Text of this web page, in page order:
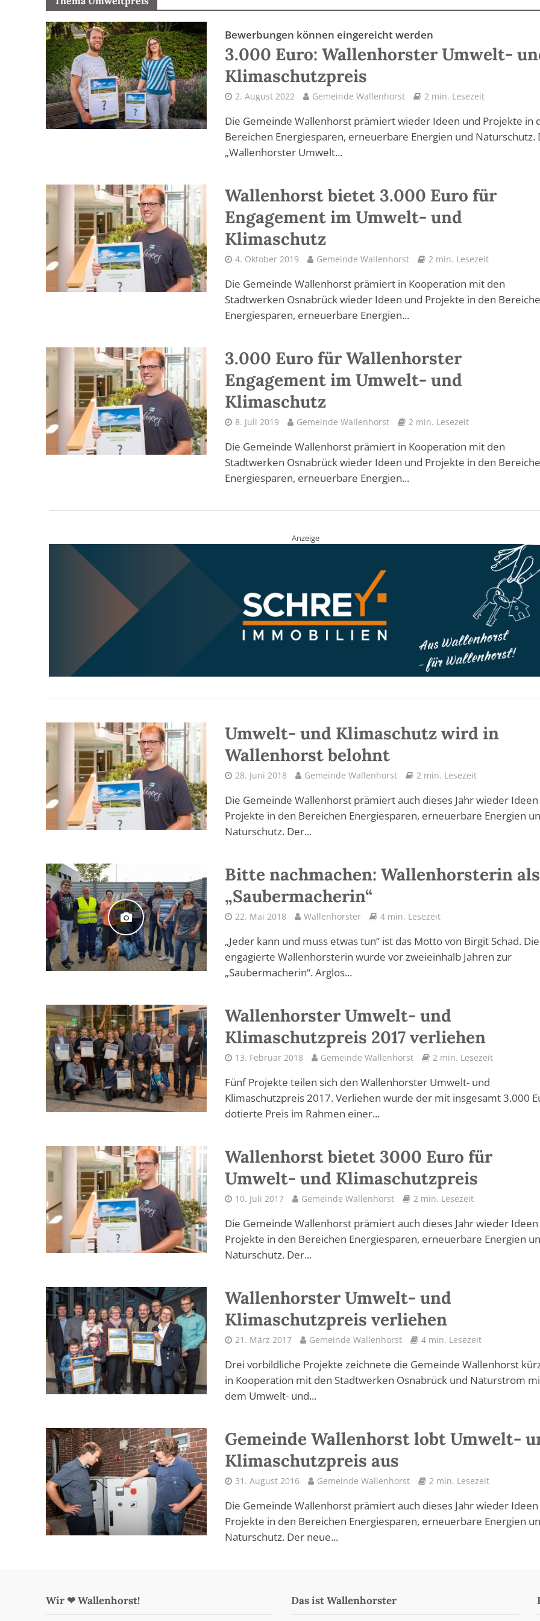
Bewerbungen können eingereicht werden
3.000 Euro: Wallenhorster Umwelt-
Klimaschutzpreis
2. August 2022 Gemeinde Wallenhorst 2 min. Lesezeit
Die Gemeinde Wallenhorst prämiert wieder Ideen und Projekte in
Bereichen Energiesparen, erneuerbare Energien und Naturschutz.
„Wallenhorster Umwelt...
Wallenhorst bietet 3.000 Euro für
Engagement im Umwelt- und
Klimaschutz
4. Oktober 2019 Gemeinde Wallenhorst 2 min. Lesezeit
Die Gemeinde Wallenhorst prämiert in Kooperation mit den
Stadtwerken Osnabrück wieder Ideen und Projekte in den
Energiesparen, erneuerbare Energien...
3.000 Euro für Wallenhorster
Engagement im Umwelt- und
Klimaschutz
8. Juli 2019 Gemeinde Wallenhorst 2 min. Lesezeit
Die Gemeinde Wallenhorst prämiert in Kooperation mit den
Stadtwerken Osnabrück wieder Ideen und Projekte in den
Energiesparen, erneuerbare Energien...
Anzeige
Umwelt- und Klimaschutz wird in
Wallenhorst belohnt
28. Juni 2018 Gemeinde Wallenhorst 2 min. Lesezeit
Die Gemeinde Wallenhorst prämiert auch dieses Jahr wieder
Projekte in den Bereichen Energiesparen, erneuerbare Energien
Naturschutz. Der...
Bitte nachmachen: Wallenhorsterin als
„Saubermacherin“
22. Mai 2018 Wallenhorster 4 min. Lesezeit
„Jeder kann und muss etwas tun“ ist das Motto von Birgit Schad. Die
engagierte Wallenhorsterin wurde vor zweieinhalb Jahren zur
„Saubermacherin“. Arglos...
Wallenhorster Umwelt- und
Klimaschutzpreis 2017 verliehen
13. Februar 2018 Gemeinde Wallenhorst 2 min. Lesezeit
Fünf Projekte teilen sich den Wallenhorster Umwelt- und
Klimaschutzpreis 2017. Verliehen wurde der mit insgesamt 3.000
dotierte Preis im Rahmen einer...
Wallenhorst bietet 3000 Euro für
Umwelt- und Klimaschutzpreis
10. Juli 2017 Gemeinde Wallenhorst 2 min. Lesezeit
Die Gemeinde Wallenhorst prämiert auch dieses Jahr wieder
Projekte in den Bereichen Energiesparen, erneuerbare Energien
Naturschutz. Der...
Wallenhorster Umwelt- und
Klimaschutzpreis verliehen
21. März 2017 Gemeinde Wallenhorst 4 min. Lesezeit
Drei vorbildliche Projekte zeichnete die Gemeinde Wallenhorst
in Kooperation mit den Stadtwerken Osnabrück und Naturstrom
dem Umwelt- und...
Gemeinde Wallenhorst lobt Umwelt-
Klimaschutzpreis aus
31. August 2016 Gemeinde Wallenhorst 2 min. Lesezeit
Die Gemeinde Wallenhorst prämiert auch dieses Jahr wieder
Projekte in den Bereichen Energiesparen, erneuerbare Energien
Naturschutz. Der neue...
Wir ❤ Wallenhorst! Das ist Wallenhorster